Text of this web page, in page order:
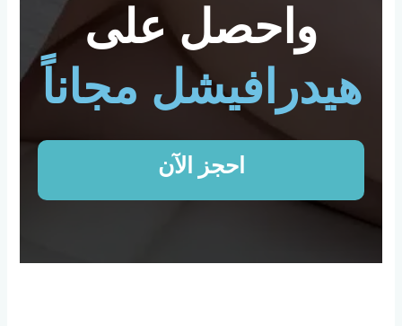
واحصل على
هيدرافيشل مجاناً
احجز الآن